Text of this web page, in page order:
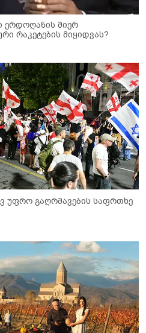
ერდოღანის მიერ
რაკეტების მიყიდვას?
უფრო გაღრმავების საფრთხე